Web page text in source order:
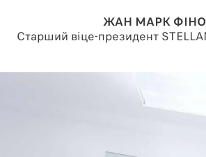
ЖАН МАРК
Старший віце-президент